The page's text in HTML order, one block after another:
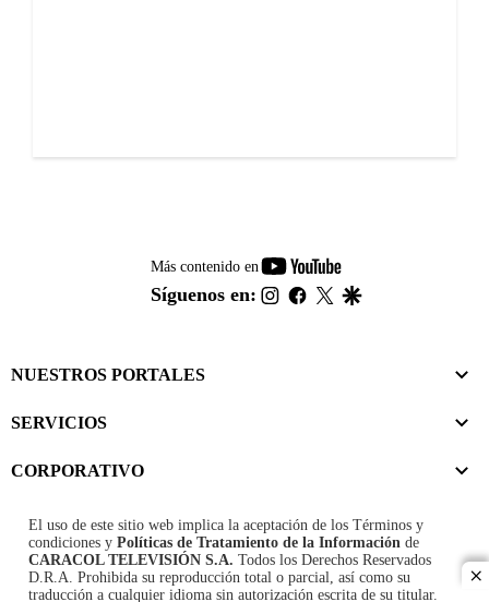
Más contenido en
youtube-
footer
Síguenos en: instagram
facebook
twitter
NUESTROS PORTALES
SERVICIOS
CORPORATIVO
El uso de este sitio web implica la aceptación de los Términos y
condiciones y Políticas de Tratamiento de la Información de
CARACOL TELEVISIÓN S.A. Todos los Derechos Reservados
D.R.A. Prohibida su reproducción total o parcial, así como su
traducción a cualquier idioma sin autorización escrita de su titular.